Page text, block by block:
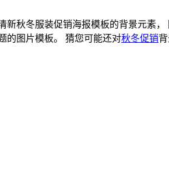
秋冬服装促销海报模板的背景元素
的图片模板。 猜您可能还对秋冬促销